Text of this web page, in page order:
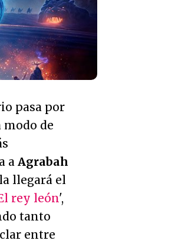
pasa por
modo de
a Agrabah
llegará el
rey león',
tanto
entre